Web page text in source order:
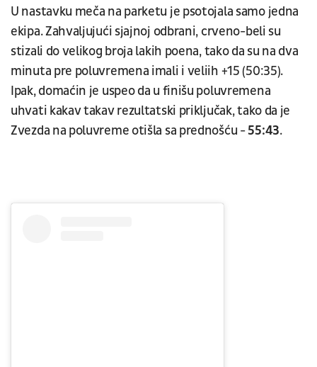
U nastavku meča na parketu je psotojala samo jedna
ekipa. Zahvaljujući sjajnoj odbrani, crveno-beli su
stizali do velikog broja lakih poena, tako da su na dva
minuta pre poluvremena imali i veliih +15 (50:35).
Ipak, domaćin je uspeo da u finišu poluvremena
uhvati kakav takav rezultatski priključak, tako da je
Zvezda na poluvreme otišla sa prednošću -55:43.